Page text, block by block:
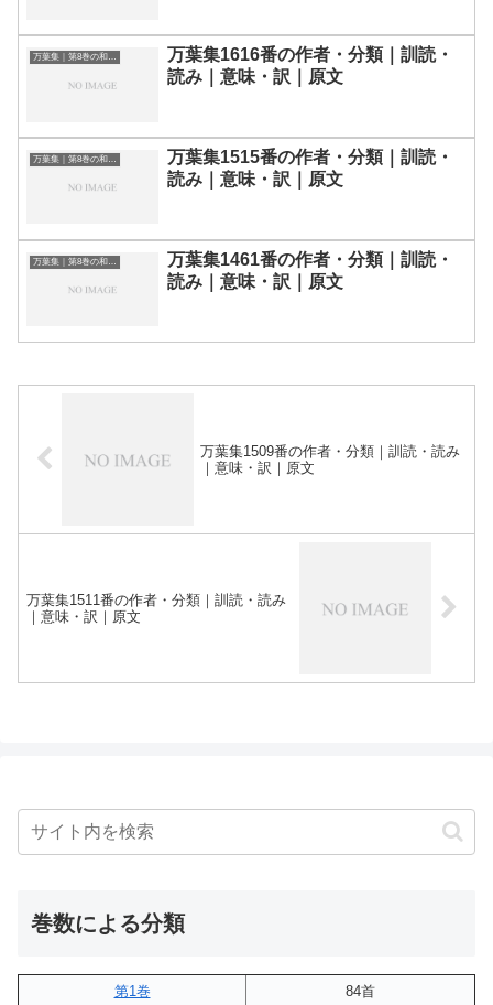
万葉集｜第8巻の和歌一覧
万葉集1616番の作者・分類｜訓読・
読み｜意味・訳｜原文
万葉集｜第8巻の和歌一覧
万葉集1515番の作者・分類｜訓読・
読み｜意味・訳｜原文
万葉集1461番の作者・分類｜訓読・
読み｜意味・訳｜原文
万葉集1509番の作者・分類｜訓読・読み
｜意味・訳｜原文
万葉集1511番の作者・分類｜訓読・読み
｜意味・訳｜原文
巻数による分類
第1巻
84首